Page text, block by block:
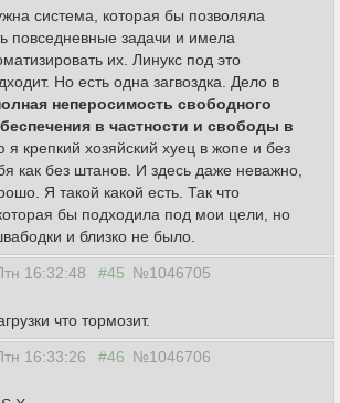
система, которая бы позволяла
повседневные задачи и имела
их. Линукс под это
Но есть одна загвоздка. Дело в
неперосимость свободного
в частности и свободы в
крепкий хозяйский хуец в жопе и без
как без штанов. И здесь даже неважно,
Я такой какой есть. Так что
бы подходила под мои цели, но
и близко не было.
16:32:48 #45 №1046705
что тормозит.
16:33:26 #46 №1046706